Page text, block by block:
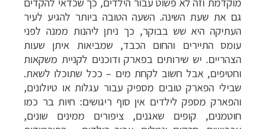
גם את שעת השינה. השעה הטובה ביותר להגיע לעיר
העתיקה היא שש בבוקר, כך ניתן ליהנות ממנה לפני
עומס התיירים והחום הכבד, שמביאות איתן שעות
הצהריים. יש שירותים בפארק ודוכנים לקניית משקאות
וחטיפים, אבל חשוב לקחת מים – ככל שתוכלו לשאת.
שבילי הפארק טובים מספיק עבור עגלות או טיולונים,
והפארק מספק לילדים אין סוף ריגושים: חיות בר כמו
חוטמנים, קופים שאגנים, ציפורים ממינים שונים,